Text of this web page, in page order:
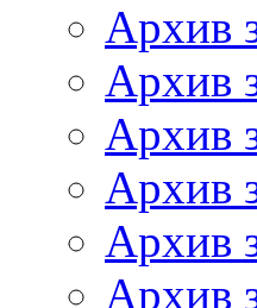
Архив
Архив
Архив
Архив
Архив
Архив